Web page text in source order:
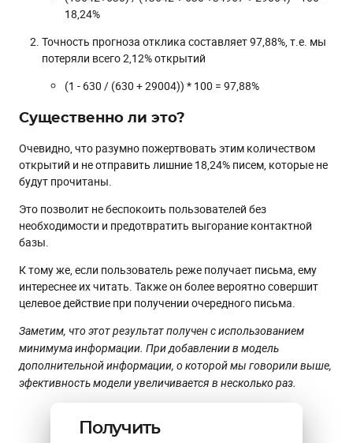
18,24%
Точность прогноза отклика составляет 97,88%, т.е. мы
потеряли всего 2,12% открытий
(1 - 630 / (630 + 29004)) * 100 = 97,88%
Существенно ли это?
Очевидно, что разумно пожертвовать этим количеством
открытий и не отправить лишние 18,24% писем, которые не
будут прочитаны.
Это позволит не беспокоить пользователей без
необходимости и предотвратить выгорание контактной
базы.
К тому же, если пользователь реже получает письма, ему
интереснее их читать. Также он более вероятно совершит
целевое действие при получении очередного письма.
Заметим, что этот результат получен с использованием
минимума информации. При добавлении в модель
дополнительной информации, о которой мы говорили выше,
эфективность модели увеличивается в несколько раз.
Получить